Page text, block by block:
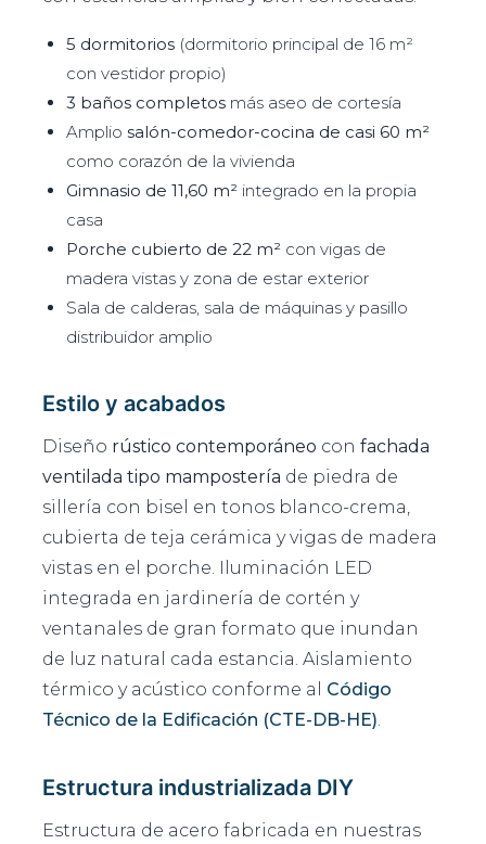
5 dormitorios (dormitorio principal de 16 m²
con vestidor propio)
3 baños completos más aseo de cortesía
Amplio salón-comedor-cocina de casi 60 m²
como corazón de la vivienda
Gimnasio de 11,60 m² integrado en la propia
casa
Porche cubierto de 22 m² con vigas de
madera vistas y zona de estar exterior
Sala de calderas, sala de máquinas y pasillo
distribuidor amplio
Estilo y acabados
Diseño rústico contemporáneo con fachada
ventilada tipo mampostería de piedra de
sillería con bisel en tonos blanco-crema,
cubierta de teja cerámica y vigas de madera
vistas en el porche. Iluminación LED
integrada en jardinería de cortén y
ventanales de gran formato que inundan
de luz natural cada estancia. Aislamiento
térmico y acústico conforme al Código
Técnico de la Edificación (CTE-DB-HE).
Estructura industrializada DIY
Estructura de acero fabricada en nuestras